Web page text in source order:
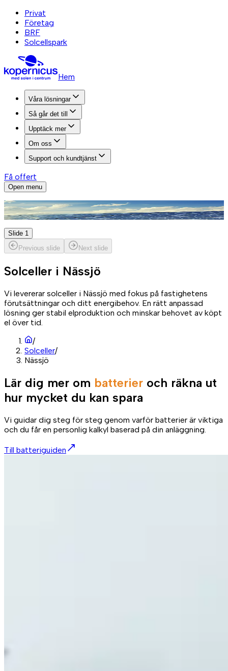
Privat
Företag
BRF
Solcellspark
Hem
Våra lösningar
Så går det till
Upptäck mer
Om oss
Support och kundtjänst
Få offert
Open menu
Slide 1
Previous slide
Next slide
Solceller i Nässjö
Vi levererar solceller i Nässjö med fokus på fastighetens
förutsättningar och ditt energibehov. En rätt anpassad
lösning ger stabil elproduktion och minskar behovet av köpt
el över tid.
/
Solceller/
Nässjö
Lär dig mer om batterier och räkna ut
hur mycket du kan spara
Vi guidar dig steg för steg genom varför batterier är viktiga
och du får en personlig kalkyl baserad på din anläggning.
Till batteriguiden